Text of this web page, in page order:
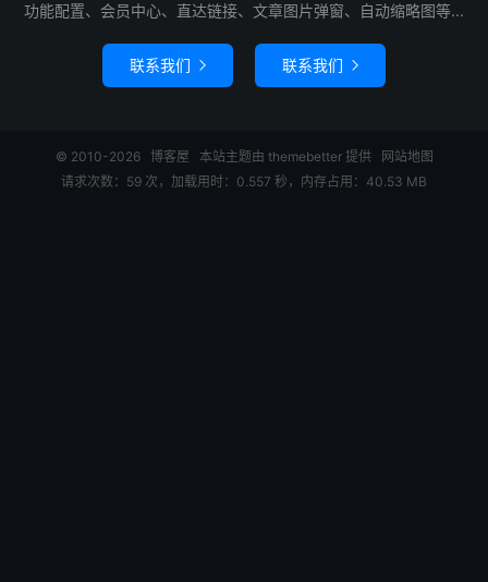
功能配置、会员中心、直达链接、文章图片弹窗、自动缩略图等...
联系我们  联系我们 
© 2010-2026 博客屋 本站主题由 themebetter提供
网站地图
请求次数：59 次，加载用时：0.557 秒，内存占用：40.53 MB